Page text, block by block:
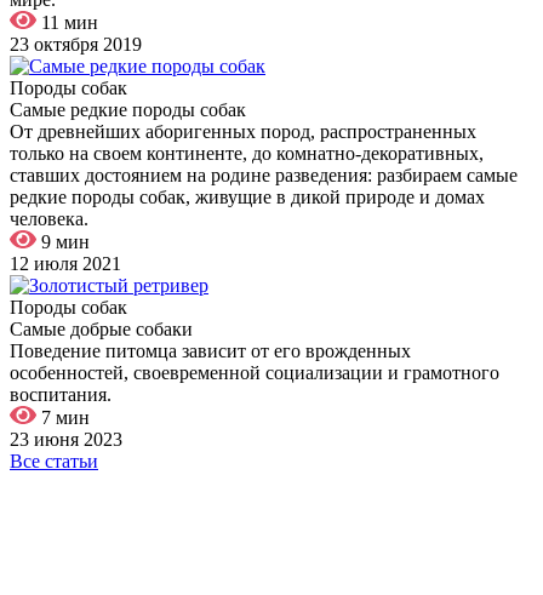
11 мин
23 октября 2019
Породы собак
Самые редкие породы собак
От древнейших аборигенных пород, распространенных
только на своем континенте, до комнатно-декоративных,
ставших достоянием на родине разведения: разбираем самые
редкие породы собак, живущие в дикой природе и домах
человека.
9 мин
12 июля 2021
Породы собак
Самые добрые собаки
Поведение питомца зависит от его врожденных
особенностей, своевременной социализации и грамотного
воспитания.
7 мин
23 июня 2023
Все статьи